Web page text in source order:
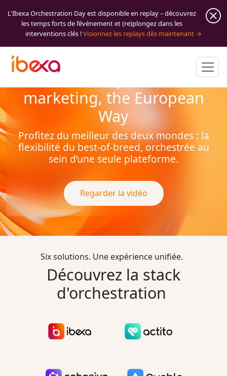
L'Ibexa Orchestration Day est disponible en replay – découvrez
les temps forts de l’événement et (re)plongez dans les
interventions clés !Visionnez les replays dès maintenant
Orchestrer la performance
marketing, the European
Way
Profitez du meilleur des deux mondes : la
flexibilité du best-of-breed, orchestrée au
sein d’une seule plateforme.
Regarder la vidéo
Six solutions. Une expérience unifiée.
Découvrez la stack
d'orchestration